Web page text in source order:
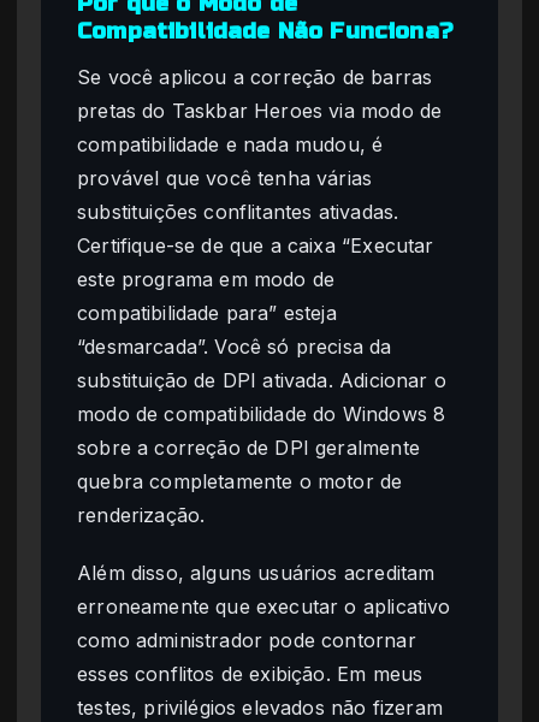
Compatibilidade Não Funciona?
Se você aplicou a correção de barras
pretas do Taskbar Heroes via modo de
compatibilidade e nada mudou, é
provável que você tenha várias
substituições conflitantes ativadas.
Certifique-se de que a caixa “Executar
este programa em modo de
compatibilidade para” esteja
“desmarcada”. Você só precisa da
substituição de DPI ativada. Adicionar o
modo de compatibilidade do Windows 8
sobre a correção de DPI geralmente
quebra completamente o motor de
renderização.
Além disso, alguns usuários acreditam
erroneamente que executar o aplicativo
como administrador pode contornar
esses conflitos de exibição. Em meus
testes, privilégios elevados não fizeram